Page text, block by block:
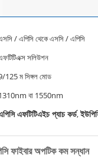
/ এপিসি থেকে এসসি / এপিসি
সলিউশন
125 ম সিঙ্গল মোড
বা 1550nm
এফটিটিএইচ প্যাচ কর্ড,
ফাইবার অপটিক কম সন্ধান